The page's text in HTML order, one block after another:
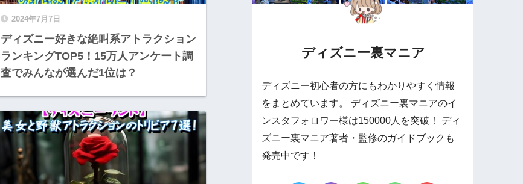
2024年7月7日
ディズニー好きな絶叫系アトラクション
ランキングTOP5！15万人アンケート調
査でみんなが選んだ1位は？
ディズニー裏マニア
ディズニー初心者の方にもわかりやすく情報
をまとめています。 ディズニー裏マニアのイ
ンスタフォロワー様は150000人を突破！ ディ
ズニー裏マニア著者・監修のガイドブックも
発売中です！